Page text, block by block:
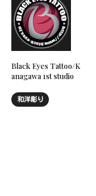
Black Eyes Tattoo/K
anagawa 1st studio
和洋彫り